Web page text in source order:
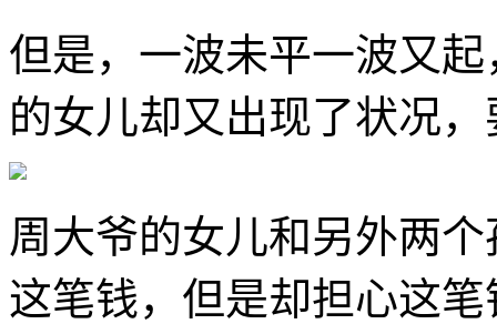
但是，一波未平一波又
的女儿却又出现了状况
周大爷的女儿和另外两
这笔钱，但是却担心这